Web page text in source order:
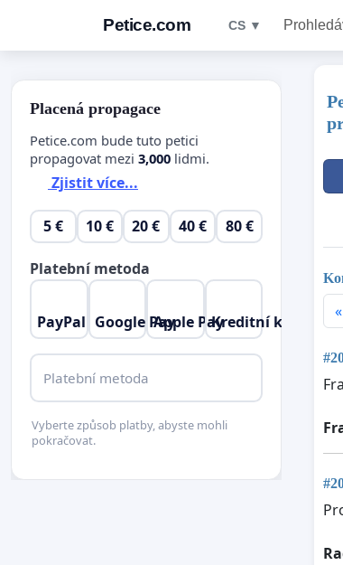
Petice.com CS ▼
«
Placená propagace
Petice.com bude tuto petici
propagovat mezi 3,000 lidmi.
Zjistit více...
5 € 10 € 20 € 40 € 80 €
Platební metoda
PayPal Google PayApple PayKreditní karta
Platební metoda
Vyberte způsob platby, abyste mohli
pokračovat.